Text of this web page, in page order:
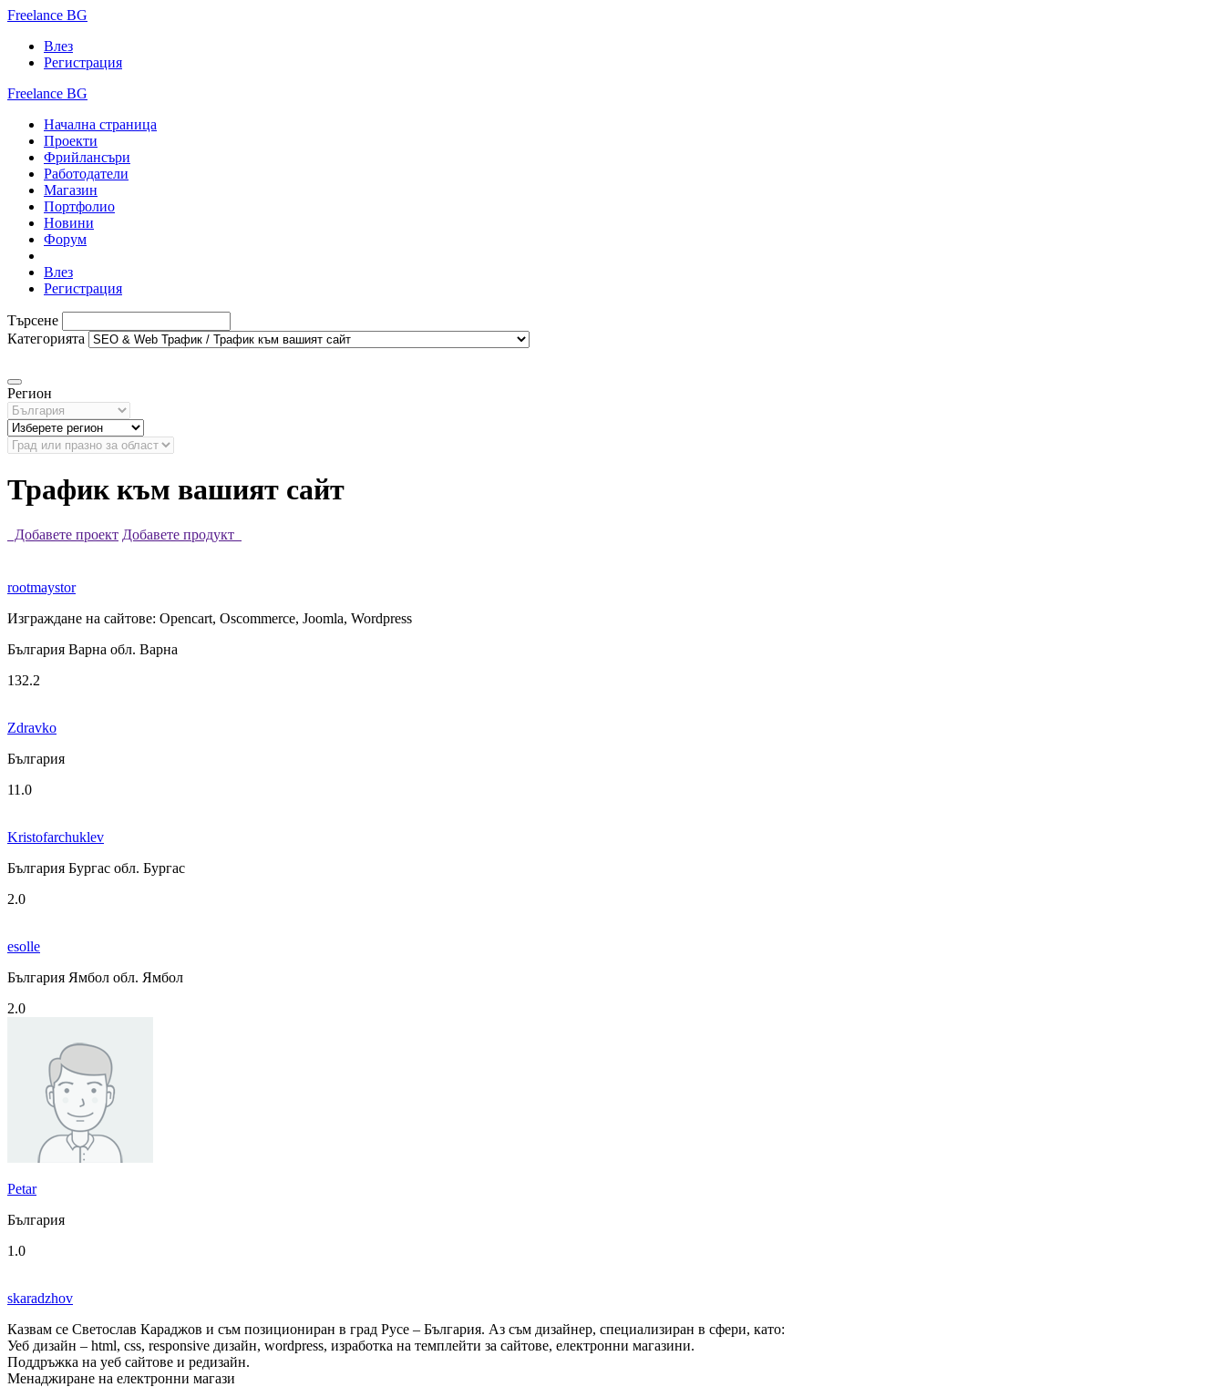
Freelance BG
Влез
Регистрация
Freelance BG
Начална страница
Проекти
Фрийлансъри
Работодатели
Магазин
Портфолио
Новини
Форум
Влез
Регистрация
Търсене
Категорията
Регион
Трафик към вашият сайт
Добавете проект Добавете продукт
rootmaystor
Изграждане на сайтове: Opencart, Oscommerce, Joomla, Wordpress
България Варна обл. Варна
132.2
Zdravko
България
11.0
Kristofarchuklev
България Бургас обл. Бургас
2.0
esolle
България Ямбол обл. Ямбол
2.0
Petar
България
1.0
skaradzhov
Казвам се Светослав Караджов и съм позициониран в град Русе – България. Аз съм дизайнер, специализиран в сфери, като:
Уеб дизайн – html, css, responsive дизайн, wordpress, изработка на темплейти за сайтове, електронни магазини.
Поддръжка на уеб сайтове и редизайн.
Менаджиране на електронни магази